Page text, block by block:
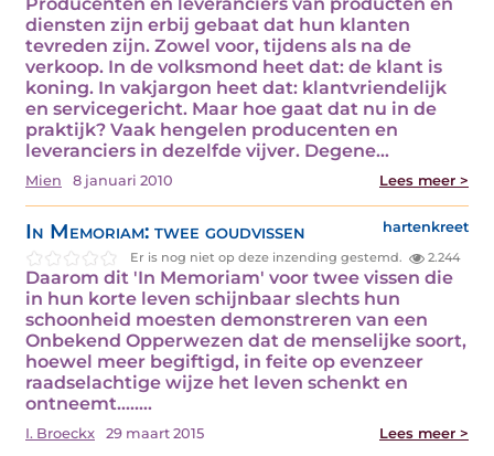
diensten zijn erbij gebaat dat hun klanten
tevreden zijn. Zowel voor, tijdens als na de
verkoop. In de volksmond heet dat: de klant is
koning. In vakjargon heet dat: klantvriendelijk
en servicegericht. Maar hoe gaat dat nu in de
praktijk? Vaak hengelen producenten en
leveranciers in dezelfde vijver. Degene…
Mien 8 januari 2010 Lees meer >
In Memoriam: twee goudvissen hartenkreet
Er is nog niet op deze inzending gestemd. 2.244
Daarom dit 'In Memoriam' voor twee vissen die
in hun korte leven schijnbaar slechts hun
schoonheid moesten demonstreren van een
Onbekend Opperwezen dat de menselijke soort,
hoewel meer begiftigd, in feite op evenzeer
raadselachtige wijze het leven schenkt en
ontneemt.....…
I. Broeckx 29 maart 2015 Lees meer >